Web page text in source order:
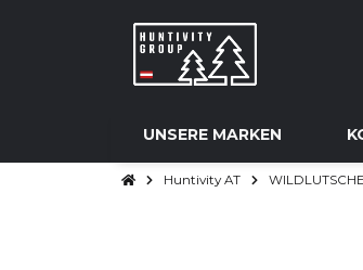
UNSERE MARKEN
Huntivity AT